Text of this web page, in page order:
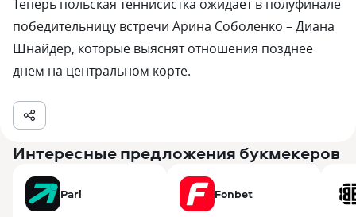
Теперь польская теннисистка ожидает в полуфинале
победительницу встречи Арина Соболенко – Диана
Шнайдер, которые выяснят отношения позднее
днем на центральном корте.
Интересные предложения букмекеров
Pari Fonbet